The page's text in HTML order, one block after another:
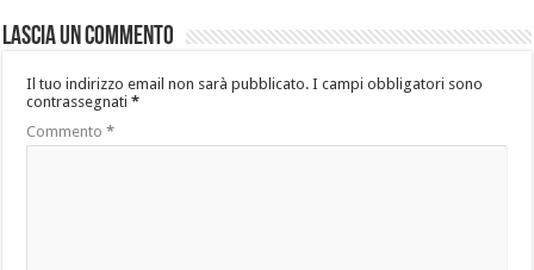
Lascia un commento
Il tuo indirizzo email non sarà pubblicato. I campi obbligatori sono
contrassegnati*
Commento*